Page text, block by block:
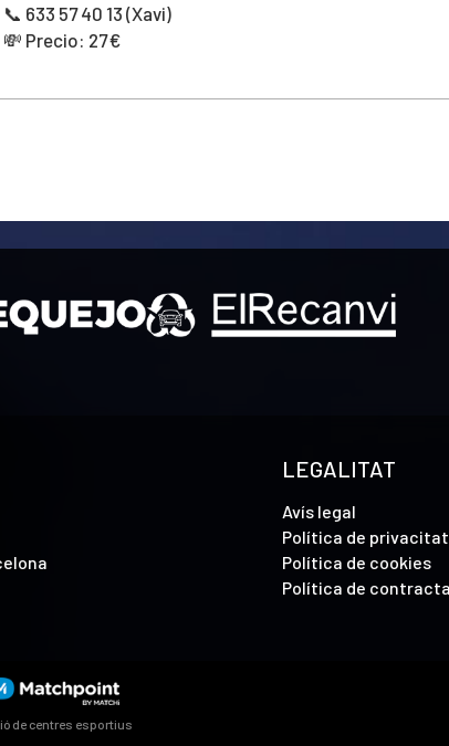
📞 633 57 40 13 (Xavi)
💸 Precio: 27 €
LEGALITAT
Avís legal
Política de privacitat
Política de cookies
Política de
de centres esportius